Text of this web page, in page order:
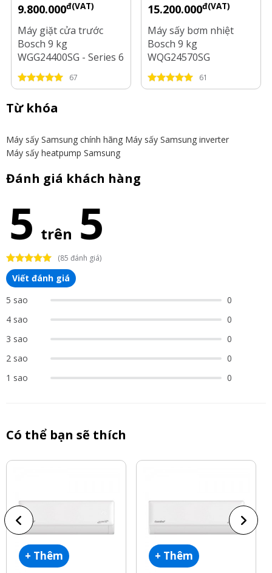
9.800.000đ(VAT)
Máy giặt cửa trước
Bosch 9 kg
WGG24400SG - Series 6
67
15.200.000đ(VAT)
Máy sấy bơm nhiệt
Bosch 9 kg
WQG24570SG
61
Từ khóa
Máy sấy Samsung chính hãng Máy sấy Samsung inverter
Máy sấy heatpump Samsung
Đánh giá khách hàng
5 trên 5
(85 đánh giá)
Viết đánh giá
5 sao
0
4 sao
0
3 sao
0
2 sao
0
1 sao
0
Có thể bạn sẽ thích
+ Thêm + Thêm